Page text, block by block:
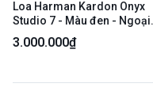
Loa Harman Kardon Onyx
Studio 7 - Màu đen - Ngoại
hình 97% - Tay xách trầy, mặt
loa dính keo - Kèm 1 sạc
3.000.000₫